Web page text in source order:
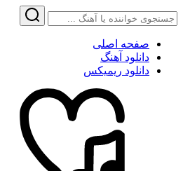
صفحه اصلی
دانلود آهنگ
دانلود ریمیکس